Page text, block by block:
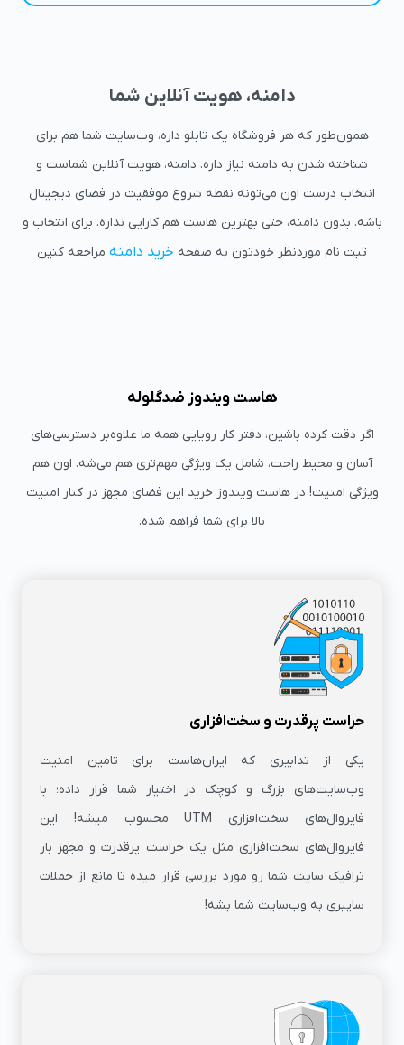
دامنه، هویت آنلاین شما
همون‌طور که هر فروشگاه یک تابلو داره، وب‌سایت شما هم برای
شناخته شدن به دامنه نیاز داره. دامنه، هویت آنلاین شماست و
انتخاب درست اون می‌تونه نقطه شروع موفقیت در فضای دیجیتال
باشه. بدون دامنه، حتی بهترین هاست هم کارایی نداره. برای انتخاب و
ثبت نام موردنظر خودتون به صفحه خرید دامنه مراجعه کنین
هاست ویندوز ضدگلوله
اگر دقت کرده باشین، دفتر کار رویایی همه ما علاوه‌بر دسترسی‌های
آسان و محیط راحت، شامل یک ویژگی مهم‌تری هم می‌شه. اون هم
ویژگی امنیت! در هاست ویندوز خرید این فضای مجهز در کنار امنیت
بالا برای شما فراهم شده.
حراست پرقدرت و سخت‌افزاری
یکی از تدابیری که ایران‌هاست برای تامین امنیت
وب‌سایت‌های بزرگ و کوچک در اختیار شما قرار داده؛ با
فایروال‌های سخت‌افزاری UTM محسوب می‎شه! این
فایروال‌های سخت‌افزاری مثل یک حراست پرقدرت و مجهز بار
ترافیک سایت شما رو مورد بررسی قرار میده تا مانع از حملات
سایبری به وب‌سایت شما بشه!